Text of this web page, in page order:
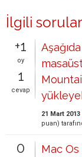
İlgili sorular
+1
oy
1
cevap
21 Mart 2013
puan)
0
Mac